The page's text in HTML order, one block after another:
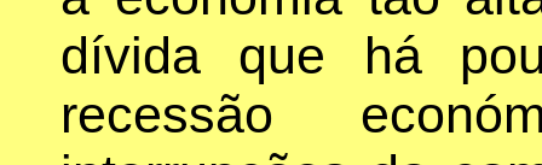
dívida que há
recessão